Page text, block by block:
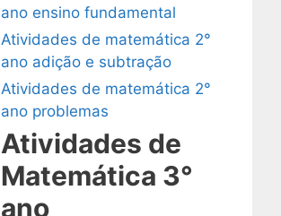
ano ensino fundamental
Atividades de matemática 2°
ano adição e subtração
Atividades de matemática 2°
ano problemas
Atividades de
Matemática 3°
ano